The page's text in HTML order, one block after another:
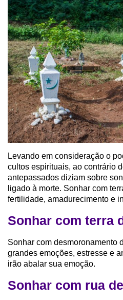
Levando em consideração o
cultos espirituais, ao contrário
antepassados diziam sobre
ligado à morte. Sonhar com
fertilidade, amadurecimento e
Sonhar com terra
Sonhar com desmoronamento
grandes emoções, estresse e
irão abalar sua emoção.
Sonhar com rua